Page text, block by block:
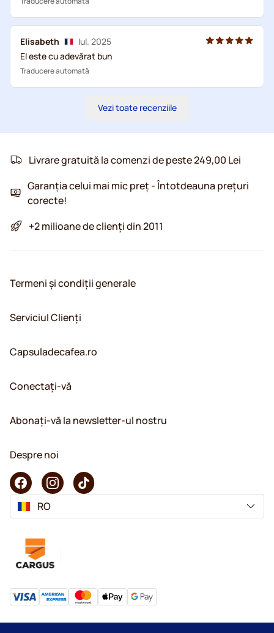
Elisabeth
Iul. 2025
El este cu adevărat bun
Traducere automată
Vezi toate recenziile
Livrare gratuită la comenzi de peste 249,00 Lei
Garanția celui mai mic preț - Întotdeauna prețuri
corecte!
+2 milioane de clienți din 2011
Termeni și condiții generale
Serviciul Clienți
Capsuladecafea.ro
Conectați-vă
Abonați-vă la newsletter-ul nostru
Despre noi
RO